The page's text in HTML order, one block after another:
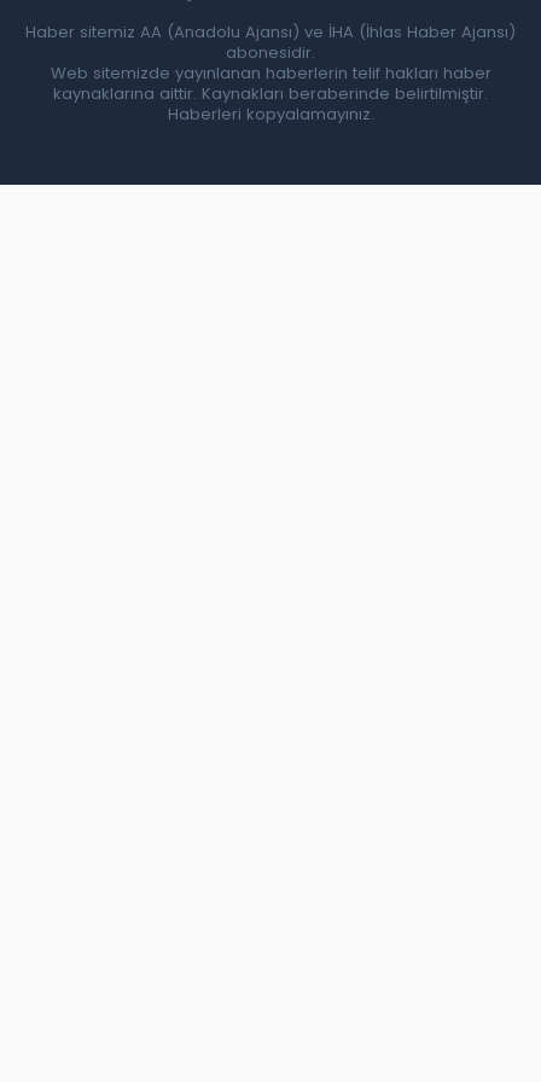
Haber sitemiz AA (Anadolu Ajansı) ve İHA (İhlas Haber Ajansı)
abonesidir.
Web sitemizde yayınlanan haberlerin telif hakları haber
kaynaklarına aittir. Kaynakları beraberinde belirtilmiştir.
Haberleri kopyalamayınız.